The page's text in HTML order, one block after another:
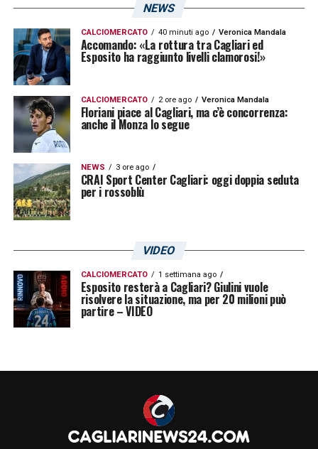
NEWS
CALCIOMERCATO 40 minuti ago Veronica Mandala
Accomando: «La rottura tra Cagliari ed
Esposito ha raggiunto livelli clamorosi!»
CALCIOMERCATO 2 ore ago Veronica Mandala
Floriani piace al Cagliari, ma c’è concorrenza:
anche il Monza lo segue
NEWS 3 ore ago
CRAI Sport Center Cagliari: oggi doppia seduta
per i rossoblù
VIDEO
CALCIOMERCATO 1 settimana ago
Esposito resterà a Cagliari? Giulini vuole
risolvere la situazione, ma per 20 milioni può
partire – VIDEO